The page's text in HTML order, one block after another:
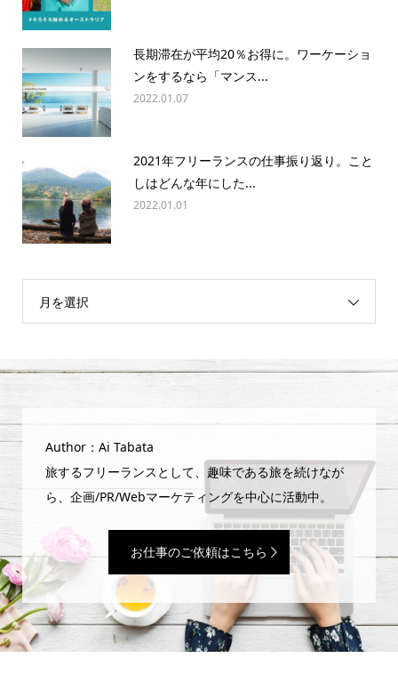
長期滞在が平均20％お得に。ワーケーショ
ンをするなら「マンス...
2022.01.07
2021年フリーランスの仕事振り返り。こと
しはどんな年にした...
2022.01.01
月を選択
Author：Ai Tabata
旅するフリーランスとして、趣味である旅を続けなが
ら、企画/PR/Webマーケティングを中心に活動中。
お仕事のご依頼はこちら